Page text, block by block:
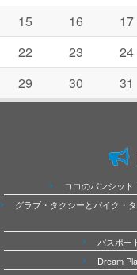
15
16 17
22
23 24
29
30 31
ココのパンシッ
グラブ・タクシーとバイク・
パスポー
Dream